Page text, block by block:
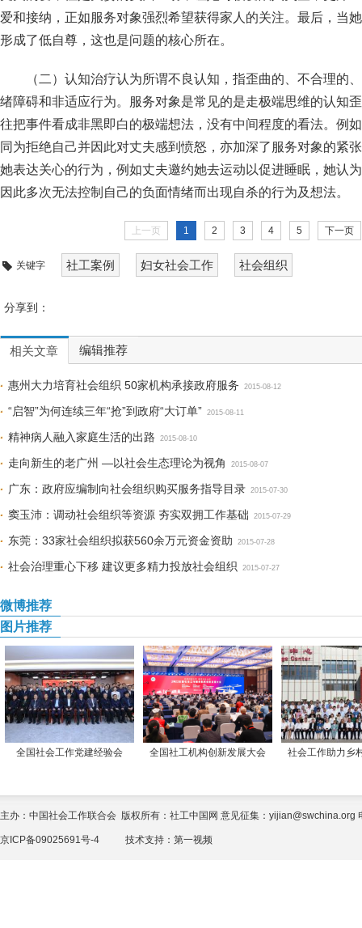
爱和接纳，正如服务对象强烈希望获得家人的关注。最后，当
形成了低自尊，这也是问题的核心所在。
（二）认知治疗认为所谓不良认知，指歪曲的、不合理的
绪障碍和非适应行为。服务对象是常见的是走极端思维的认知
往把事件看成非黑即白的极端想法，没有中间程度的看法。例
同为拒绝自己并因此对丈夫感到愤怒，亦加深了服务对象的紧
她表达关心的行为，例如丈夫邀约她去运动以促进睡眠，她认
因此多次无法控制自己的负面情绪而出现自杀的行为及想法。
上一页 1 2 3 4 5 下一页
关键字 社工案例 妇女社会工作 社会组织
分享到：
相关文章 编辑推荐
惠州大力培育社会组织 50家机构承接政府服务 2015-08-12
“启智”为何连续三年“抢”到政府“大订单” 2015-08-11
精神病人融入家庭生活的出路 2015-08-10
走向新生的老广州 —以社会生态理论为视角 2015-08-07
广东：政府应编制向社会组织购买服务指导目录 2015-07-30
窦玉沛：调动社会组织等资源 夯实双拥工作基础 2015-07-29
东莞：33家社会组织拟获560余万元资金资助 2015-07-28
社会治理重心下移 建议更多精力投放社会组织 2015-07-27
微博推荐
图片推荐
全国社会工作党建经验会 全国社工机构创新发展大会 社会工作助力乡
主办：中国社会工作联合会 版权所有：社工中国网 意见征集：yijian@swchina.org
京ICP备09025691号-4 技术支持： 第一视频